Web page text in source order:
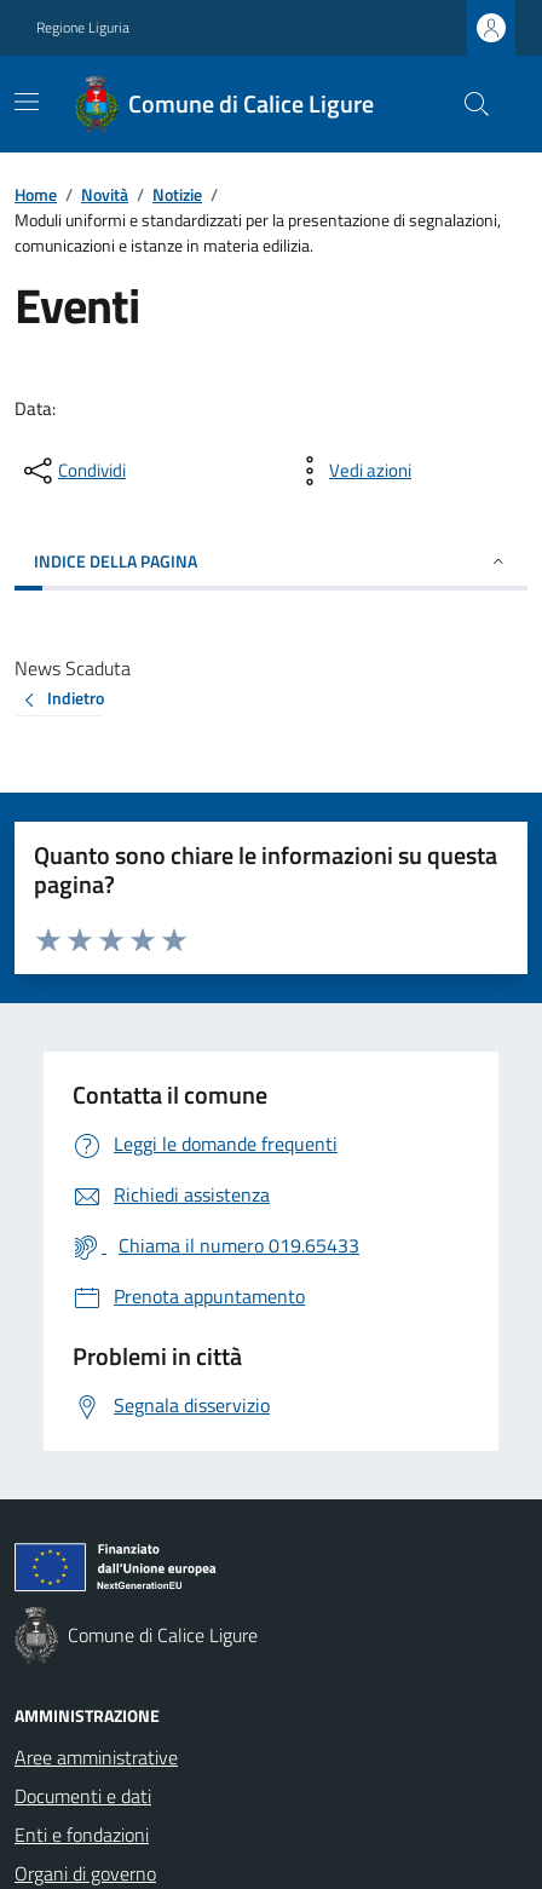
Regione Liguria
Comune di Calice Ligure
Home / Novità / Notizie /
Moduli uniformi e standardizzati per la presentazione di segnalazioni,
comunicazioni e istanze in materia edilizia.
Eventi
Data:
Condividi Vedi azioni
INDICE DELLA PAGINA
News Scaduta
Indietro
Quanto sono chiare le informazioni su questa
pagina?
Valuta da 1 a 5 stelle la pagina
Valuta 5 stelle su 5
Valuta 4 stelle su 5
Valuta 3 stelle su 5
Valuta 2 stelle su 5
Valuta 1 stelle su 5
Contatta il comune
Leggi le domande frequenti
Richiedi assistenza
Chiama il numero 019.65433
Prenota appuntamento
Problemi in città
Segnala disservizio
Comune di Calice Ligure
AMMINISTRAZIONE
Aree amministrative
Documenti e dati
Enti e fondazioni
Organi di governo